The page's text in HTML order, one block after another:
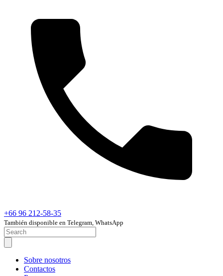
+66 96 212-58-35
También disponible en Telegram, WhatsApp
Sobre nosotros
Contactos